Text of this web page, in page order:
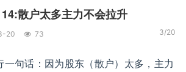
散户太多主力不会拉升
20 73 3/20
一句话：因为股东（散户）太多，主力